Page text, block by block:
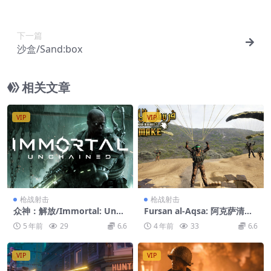
下一篇
沙盒/Sand:box
相关文章
VIP
枪战射击
众神：解放/Immortal: Unch
ained5 年前 29 6.6
VIP
枪战射击
Fursan al-Aqsa: 阿克萨清真
寺的骑士/Fursan al-Aqsa: T
he Knights of the Al-Aqsa
Mosque
4 年前 33 6.6
VIP VIP